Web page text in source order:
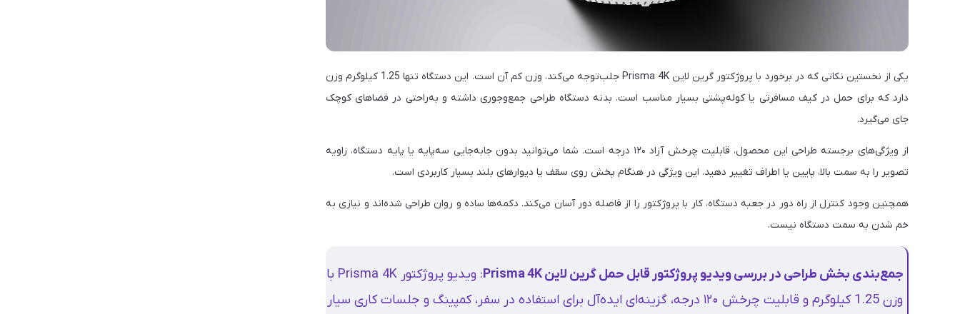
یکی از نخستین نکاتی که در برخورد با پروژکتور گرین لاین Prisma 4K جلب‌توجه می‌کند، وزن کم آن است. این دستگاه تنها 1.25 کیلوگرم وزن
دارد که برای حمل در کیف مسافرتی یا کوله‌پشتی بسیار مناسب است. بدنه دستگاه طراحی جمع‌وجوری داشته و به‌راحتی در فضاهای کوچک
جای می‌گیرد.
از ویژگی‌های برجسته طراحی این محصول، قابلیت چرخش آزاد ۱۲۰ درجه است. شما می‌توانید بدون جابه‌جایی سه‌پایه یا پایه دستگاه، زاویه
تصویر را به سمت بالا، پایین یا اطراف تغییر دهید. این ویژگی در هنگام پخش روی سقف یا دیوارهای بلند بسیار کاربردی است.
همچنین وجود کنترل از راه دور در جعبه دستگاه، کار با پروژکتور را از فاصله دور آسان می‌کند. دکمه‌ها ساده و روان طراحی شده‌اند و نیازی به
خم شدن به سمت دستگاه نیست.
جمع‌بندی بخش طراحی در بررسی ویدیو پروژکتور قابل حمل گرین لاین Prisma 4K
: ویدیو پروژکتور Prisma 4K با
وزن 1.25 کیلوگرم و قابلیت چرخش ۱۲۰ درجه، گزینه‌ای ایده‌آل برای استفاده در سفر، کمپینگ و جلسات کاری سیار